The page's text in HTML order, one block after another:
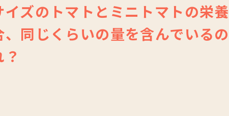
ズのトマトとミニトマトの栄養
同じくらいの量を含んでいるの